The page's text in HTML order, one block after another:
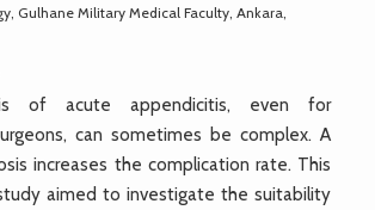
Gulhane Military Medical Faculty, Ankara,
of acute appendicitis, even for
can sometimes be complex. A
increases the complication rate. This
aimed to investigate the suitability